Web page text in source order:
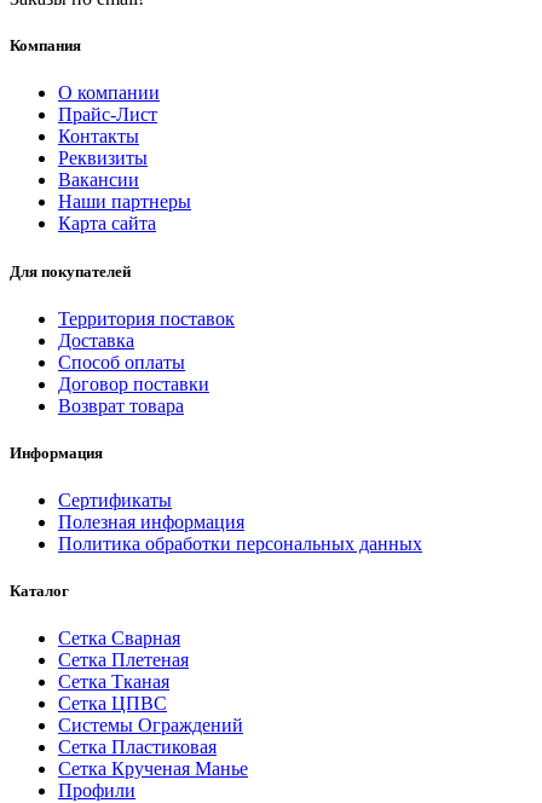
Компания
О компании
Прайс-Лист
Контакты
Реквизиты
Вакансии
Наши партнеры
Карта сайта
Для покупателей
Территория поставок
Доставка
Способ оплаты
Договор поставки
Возврат товара
Информация
Сертификаты
Полезная информация
Политика обработки персональных данных
Каталог
Сетка Сварная
Сетка Плетеная
Сетка Тканая
Сетка ЦПВС
Системы Ограждений
Сетка Пластиковая
Сетка Крученая Манье
Профили